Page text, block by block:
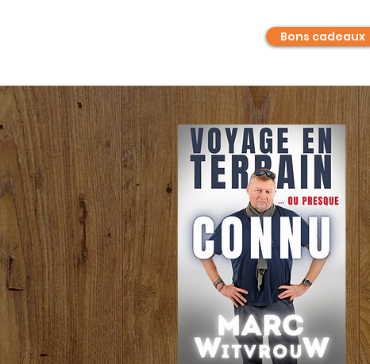
Bons cadeaux